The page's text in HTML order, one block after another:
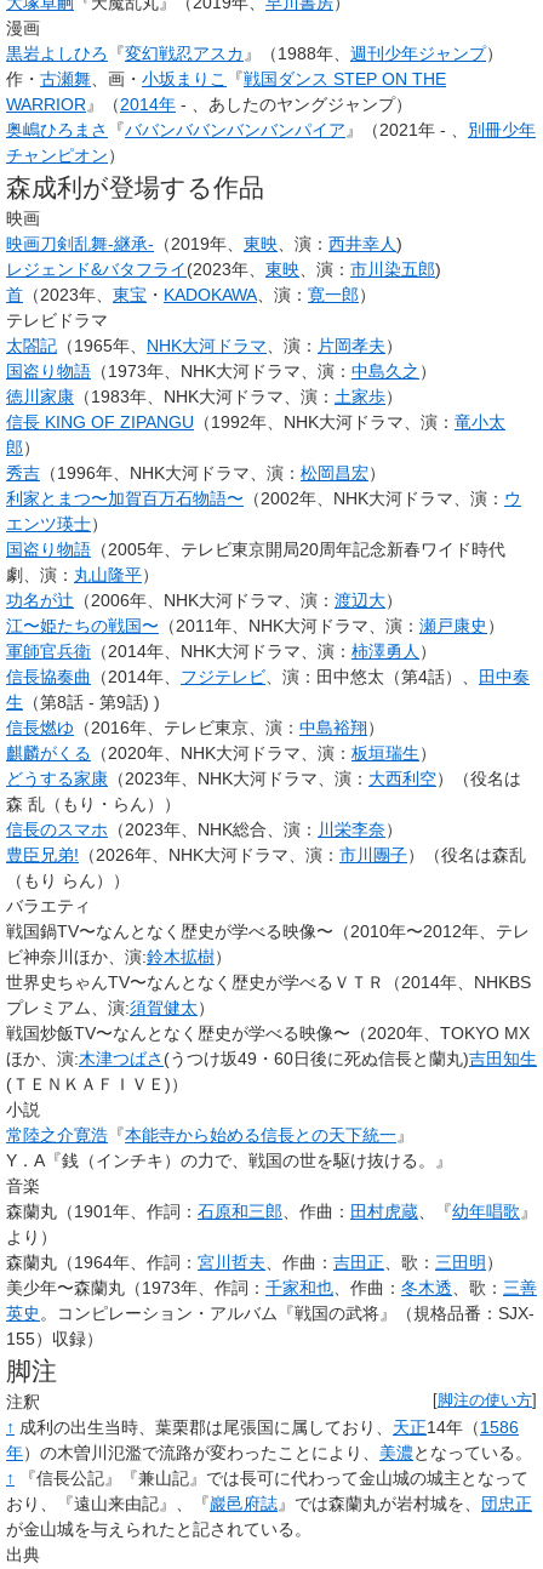
漫画
黒岩よしひろ
『変幻戦忍アスカ 』（1988年、 週刊少年ジャンプ）
作・ 古瀬舞、画・ 小坂まりこ 『戦国ダンス STEP ON THE
WARRIOR』（2014年 - 、あしたのヤングジャンプ）
奥嶋ひろまさ
『ババンババンバンバンパイア』（2021年 - 、 別冊少年
チャンピオン）
森成利が登場する作品
映画
映画刀剣乱舞-継承- （2019年、 東映、演： 西井幸人)
レジェンド&バタフライ(2023年、 東映、演： 市川染五郎)
首 （2023年、 東宝 ・ KADOKAWA、演： 寛一郎）
テレビドラマ
太閤記 （1965年、 NHK大河ドラマ、演： 片岡孝夫）
国盗り物語 （1973年、NHK大河ドラマ、演： 中島久之 ）
徳川家康 （1983年、NHK大河ドラマ、演： 土家歩）
信長 KING OF ZIPANGU （1992年、NHK大河ドラマ、演： 竜小太
郎）
秀吉 （1996年、NHK大河ドラマ、演： 松岡昌宏）
利家とまつ〜加賀百万石物語〜 （2002年、NHK大河ドラマ、演： ウ
エンツ瑛士）
国盗り物語 （2005年、テレビ東京開局20周年記念新春ワイド時代
劇、演： 丸山隆平）
功名が辻 （2006年、NHK大河ドラマ、演： 渡辺大）
江〜姫たちの戦国〜 （2011年、NHK大河ドラマ、演： 瀬戸康史 ）
軍師官兵衛 （2014年、NHK大河ドラマ、演： 柿澤勇人 ）
信長協奏曲
（2014年、 フジテレビ、演：田中悠太（第4話）、
田中奏
生 （第8話 - 第9話) )
信長燃ゆ （2016年、テレビ東京、演： 中島裕翔）
麒麟がくる （2020年、NHK大河ドラマ、演： 板垣瑞生）
どうする家康 （2023年、NHK大河ドラマ、演： 大西利空）（役名は
森 乱（もり・らん））
信長のスマホ （2023年、NHK総合、演： 川栄李奈）
豊臣兄弟! （2026年、NHK大河ドラマ、演： 市川團子）（役名は森乱
（もり らん））
バラエティ
戦国鍋TV〜なんとなく歴史が学べる映像〜（2010年〜2012年、テレ
ビ神奈川ほか、演:鈴木拡樹）
世界史ちゃんTV〜なんとなく歴史が学べるＶＴＲ（2014年、NHKBS
プレミアム、演:須賀健太）
戦国炒飯TV〜なんとなく歴史が学べる映像〜（2020年、TOKYO MX
ほか、演:木津つばさ (うつけ坂49・60日後に死ぬ信長と蘭丸)吉田知生
(ＴＥＮＫＡＦＩＶＥ)）
小説
常陸之介寛浩 『本能寺から始める信長との天下統一』
Y．A『銭（インチキ）の力で、戦国の世を駆け抜ける。』
音楽
森蘭丸（1901年、作詞： 石原和三郎、作曲： 田村虎蔵、『幼年唱歌』
より）
森蘭丸（1964年、作詞： 宮川哲夫、作曲： 吉田正、歌： 三田明 ）
美少年〜森蘭丸（1973年、作詞： 千家和也、作曲： 冬木透、歌： 三善
英史。コンピレーション・アルバム『戦国の武将』（規格品番：SJX-
155）収録）
脚注
脚注の使い方
注釈
↑ 成利の出生当時、葉栗郡は尾張国に属しており、 天正14年（1586
年）の木曽川氾濫で流路が変わったことにより、 美濃となっている。
↑
『信長公記』『兼山記』では長可に代わって金山城の城主となって
おり、『遠山来由記』、『巖邑府誌』では森蘭丸が岩村城を、 団忠正
が金山城を与えられたと記されている。
出典